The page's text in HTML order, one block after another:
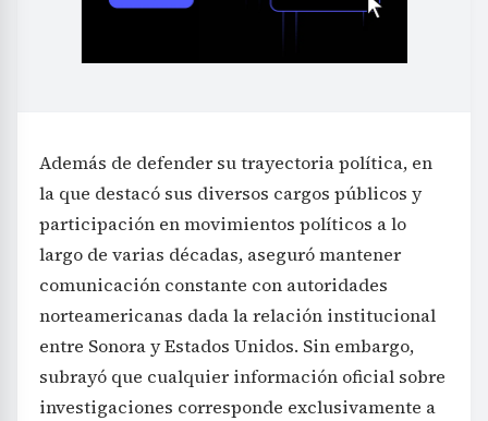
Además de defender su trayectoria política, en
la que destacó sus diversos cargos públicos y
participación en movimientos políticos a lo
largo de varias décadas, aseguró mantener
comunicación constante con autoridades
norteamericanas dada la relación institucional
entre Sonora y Estados Unidos. Sin embargo,
subrayó que cualquier información oficial sobre
investigaciones corresponde exclusivamente a